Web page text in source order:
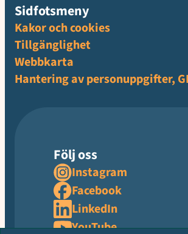
Sidfotsmeny
Kakor och cookies
Tillgänglighet
Webbkarta
Hantering av personuppgifter,
Följ oss
Instagram
Facebook
LinkedIn
YouTube